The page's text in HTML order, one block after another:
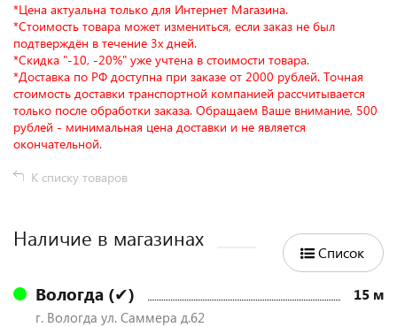
*Цена актуальна только для Интернет Магазина.
*Стоимость товара может измениться, если заказ не был
подтверждён в течение 3х дней.
*Скидка "-10, -20%" уже учтена в стоимости товара.
*Доставка по РФ доступна при заказе от 2000 рублей. Точная
стоимость доставки транспортной компанией рассчитывается
только после обработки заказа. Обращаем Ваше внимание, 500
рублей - минимальная цена доставки и не является
окончательной.
К списку товаров
Наличие в магазинах
Список
Вологда (✔) 15 м
г. Вологда ул. Саммера д.62